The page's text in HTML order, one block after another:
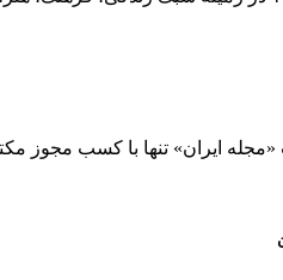
ایران» تنها با کسب مجوز